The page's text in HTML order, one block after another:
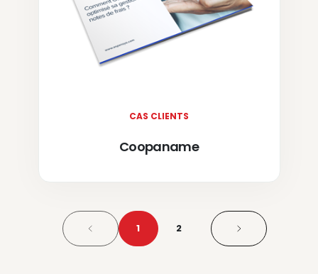
CAS CLIENTS
Coopaname
1 2